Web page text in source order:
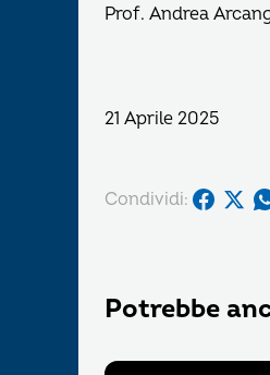
Prof. Andrea
21 Aprile 2025
Condividi:
Potrebbe